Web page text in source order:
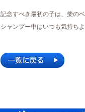
記念すべき最初の子は、柴の
シャンプー中はいつも気持ち